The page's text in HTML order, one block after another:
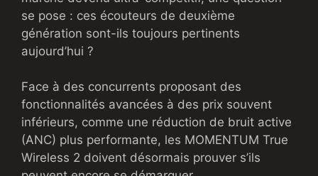
se pose : ces écouteurs de deuxième
génération sont-ils toujours pertinents
aujourd’hui ?
Face à des concurrents proposant des
fonctionnalités avancées à des prix souvent
inférieurs, comme une réduction de bruit active
(ANC) plus performante, les MOMENTUM True
Wireless 2 doivent désormais prouver s’ils